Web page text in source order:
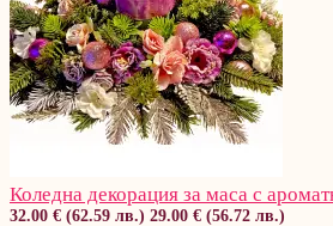
Коледна декорация за маса с
32.00 € (62.59 лв.) 29.00 € (56.72 лв.)